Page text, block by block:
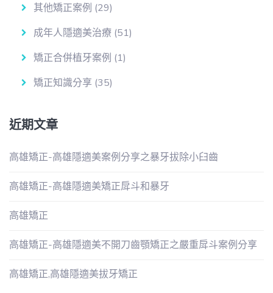
其他矯正案例 (29)
成年人隱適美治療 (51)
矯正合併植牙案例 (1)
矯正知識分享 (35)
近期文章
高雄矯正-高雄隱適美案例分享之暴牙拔除小臼齒
高雄矯正-高雄隱適美矯正戽斗和暴牙
高雄矯正
高雄矯正-高雄隱適美不開刀齒顎矯正之嚴重戽斗案例分享
高雄矯正,高雄隱適美拔牙矯正